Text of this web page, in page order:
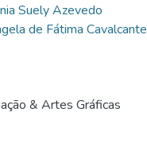
Suely Azevedo
de Fátima Cavalcante
& Artes Gráficas